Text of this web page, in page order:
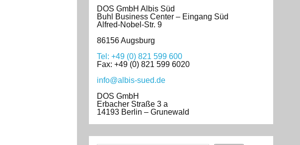
DOS GmbH Albis Süd
Buhl Business Center – Eingang Süd
Alfred-Nobel-Str. 9
86156 Augsburg
Tel: +49 (0) 821 599 600
Fax: +49 (0) 821 599 6020
info@albis-sued.de
DOS GmbH
Erbacher Straße 3 a
14193 Berlin – Grunewald